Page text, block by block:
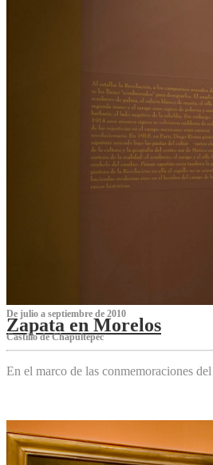
De julio a septiembre de 2010
Zapata en Morelos
Castillo de Chapultepec
En el marco de las conmemoraciones